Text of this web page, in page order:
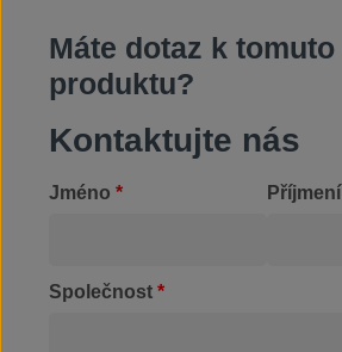
Máte dotaz k tomuto
produktu?
Kontaktujte nás
Jméno * Příjmení
Společnost *